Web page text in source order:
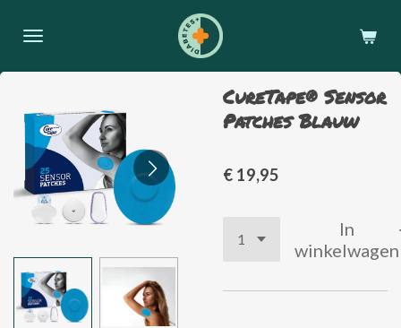
direct
hoofdinhoud
CureTape® Sensor
Patches Blauw
€ 19,95
In
winkelwagen